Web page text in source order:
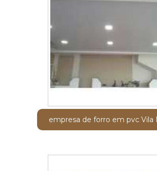
empresa de forro em pvc Vila